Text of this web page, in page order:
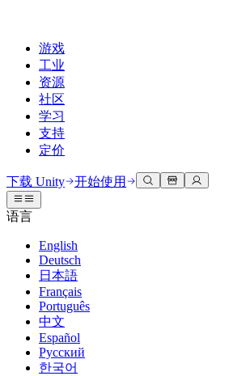
游戏
工业
资源
社区
学习
支持
定价
开发
Unity 引擎
为任何平台构建2D和3D游戏
协作
与团队协作并快速迭代
下载 Unity
计划和定价
部署
使用案例
3D协作
实时构建和审查3D项目
沉浸式培训
在沉浸式环境中培训
客户体验
创建互动3D体验
行业
技术库
文档
官方用户手册和API参考
开发者工具
发布版本和问题跟踪器
路线图
查看即将推出的功能
社区中心
讨论
讨论、解决问题和连接
事件
全球和本地活动
社区故事
Made with Unity
展示Unity创作者
适合每个级别
Unity Learn
免费掌握Unity技能
专业培训
通过Unity培训师提升您的团队
Unity新手
准备开始
开始您的学习
支持选项
获取帮助
帮助您在Unity中取得成功
成功计划
通过专家支持更快实现目标
常见问题解答
常见问题解答
联系我们
下载 Unity 开始使用
语言
English
Deutsch
日本語
Français
Português
中文
Español
Русский
한국어